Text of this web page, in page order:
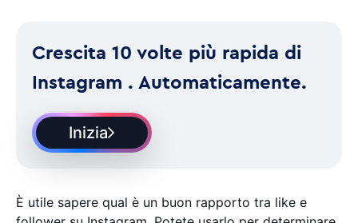
Crescita 10 volte più rapida di
Instagram . Automaticamente.
Inizia
È utile sapere qual è un buon rapporto tra like e